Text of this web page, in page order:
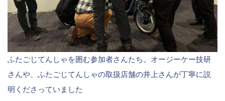
ふたごじてんしゃを囲む参加者さんたち。オージーケー技研
さんや、ふたごじてんしゃの取扱店舗の井上さんが丁寧に説
明くださっていました